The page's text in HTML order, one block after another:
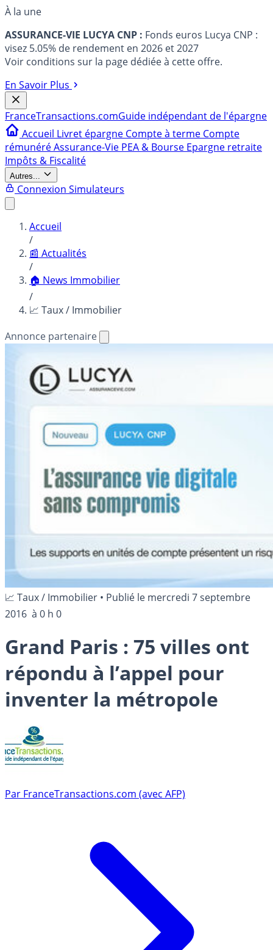
À la une
ASSURANCE-VIE LUCYA CNP : Fonds euros Lucya CNP :
visez 5.05% de rendement en 2026 et 2027
Voir conditions sur la page dédiée à cette offre.
En Savoir Plus
FranceTransactions.comGuide indépendant de l'épargne
Accueil Livret épargne Compte à terme Compte
rémunéréAssurance-Vie PEA & Bourse Epargne retraite
Impôts & Fiscalité
Autres...
Connexion Simulateurs
Accueil
/
📰 Actualités
/
🏠 News Immobilier
/
📈 Taux / Immobilier
Annonce partenaire
📈 Taux / Immobilier • Publié le mercredi 7 septembre
2016 à 0 h 0
Grand Paris : 75 villes ont
répondu à l’appel pour
inventer la métropole
Par FranceTransactions.com (avec AFP)